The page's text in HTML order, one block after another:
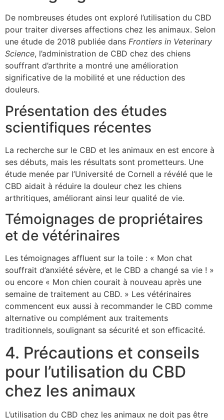
De nombreuses études ont exploré l’utilisation du CBD
pour traiter diverses affections chez les animaux. Selon
une étude de 2018 publiée dans Frontiers in Veterinary
Science, l’administration de CBD chez des chiens
souffrant d’arthrite a montré une amélioration
significative de la mobilité et une réduction des
douleurs.
Présentation des études
scientifiques récentes
La recherche sur le CBD et les animaux en est encore à
ses débuts, mais les résultats sont prometteurs. Une
étude menée par l’Université de Cornell a révélé que le
CBD aidait à réduire la douleur chez les chiens
arthritiques, améliorant ainsi leur qualité de vie.
Témoignages de propriétaires
et de vétérinaires
Les témoignages affluent sur la toile : « Mon chat
souffrait d’anxiété sévère, et le CBD a changé sa vie ! »
ou encore « Mon chien courait à nouveau après une
semaine de traitement au CBD. » Les vétérinaires
commencent eux aussi à recommander le CBD comme
alternative ou complément aux traitements
traditionnels, soulignant sa sécurité et son efficacité.
4. Précautions et conseils
pour l’utilisation du CBD
chez les animaux
L’utilisation du CBD chez les animaux ne doit pas être